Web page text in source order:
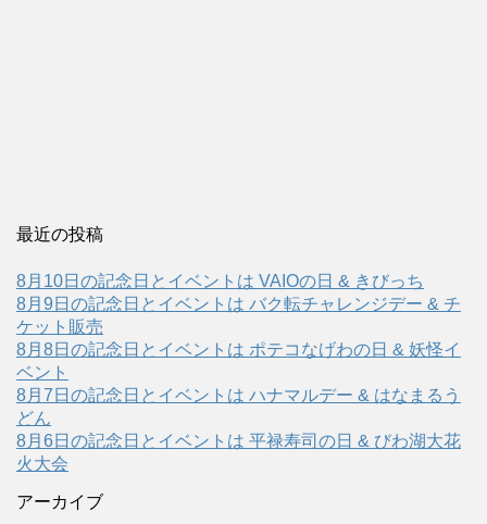
最近の投稿
8月10日の記念日とイベントは VAIOの日 & きびっち
8月9日の記念日とイベントは バク転チャレンジデー & チ
ケット販売
8月8日の記念日とイベントは ポテコなげわの日 & 妖怪イ
ベント
8月7日の記念日とイベントは ハナマルデー & はなまるう
どん
8月6日の記念日とイベントは 平禄寿司の日 & びわ湖大花
火大会
アーカイブ